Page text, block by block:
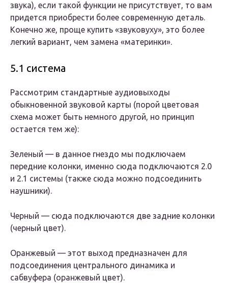
звука), если такой функции не присутствует, то вам
придется приобрести более современную деталь.
Конечно же, проще купить «звуковуху», это более
легкий вариант, чем замена «материнки».
5.1 система
Рассмотрим стандартные аудиовыходы
обыкновенной звуковой карты (порой цветовая
схема может быть немного другой, но принцип
остается тем же):
Зеленый — в данное гнездо мы подключаем
передние колонки, именно сюда подключаются 2.0
и 2.1 системы (также сюда можно подсоединить
наушники).
Черный — сюда подключаются две задние колонки
(черный цвет).
Оранжевый — этот выход предназначен для
подсоединения центрального динамика и
сабвуфера (оранжевый цвет).